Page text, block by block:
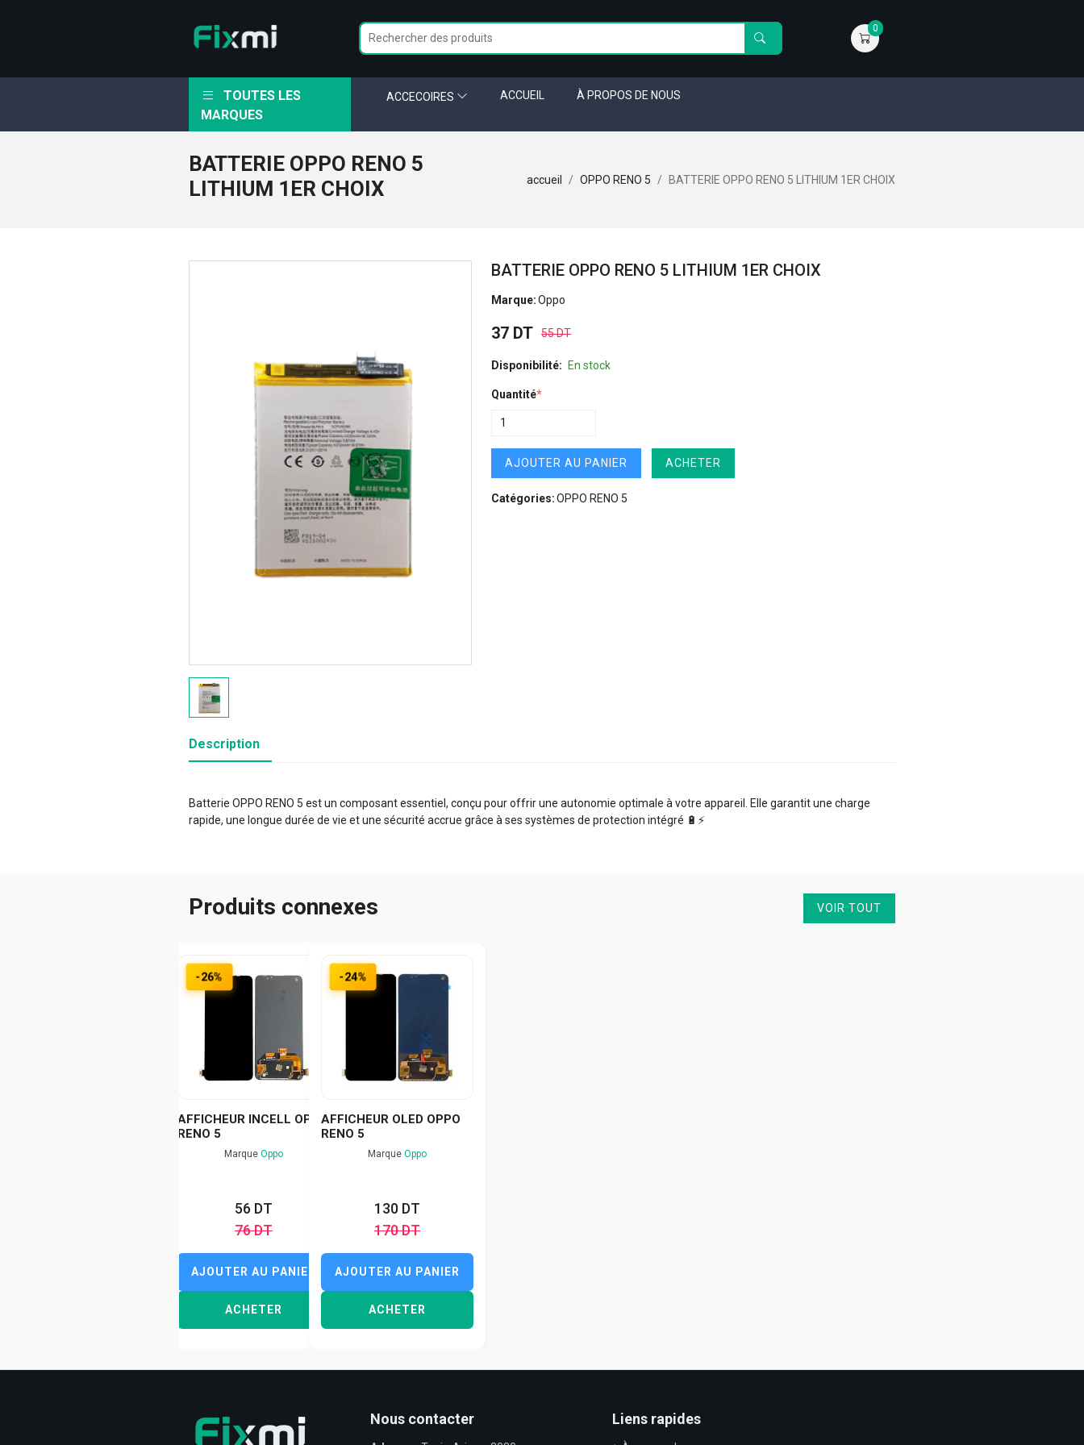
0
TOUTES LES
MARQUES
ACCECOIRES ACCUEIL À PROPOS DE NOUS
BATTERIE OPPO RENO 5
LITHIUM 1ER CHOIX
accueil OPPO RENO 5 BATTERIE OPPO RENO 5 LITHIUM 1ER CHOIX
BATTERIE OPPO RENO 5 LITHIUM 1ER CHOIX
Marque:Oppo
37 DT 55 DT
Disponibilité: En stock
Quantité*
AJOUTER AU PANIER ACHETER
Catégories:OPPO RENO 5
Description
Batterie OPPO RENO 5 est un composant essentiel, conçu pour offrir une autonomie optimale à votre appareil. Elle garantit une charge
rapide, une longue durée de vie et une sécurité accrue grâce à ses systèmes de protection intégré 🔋⚡️
Produits connexes VOIR TOUT
-26%
AFFICHEUR INCELL OPPO
RENO 5
Marque Oppo
56 DT
76 DT
AJOUTER AU PANIER
ACHETER
-24%
AFFICHEUR OLED OPPO
RENO 5
MarqueOppo
130 DT
170 DT
AJOUTER AU PANIER
ACHETER
Nous contacter Liens rapides